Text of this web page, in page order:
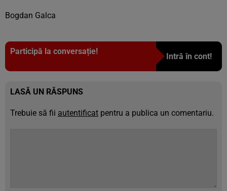
Bogdan Galca
Participă la conversație!
Intră în cont!
LASĂ UN RĂSPUNS
Trebuie să fii autentificat pentru a publica un comentariu.